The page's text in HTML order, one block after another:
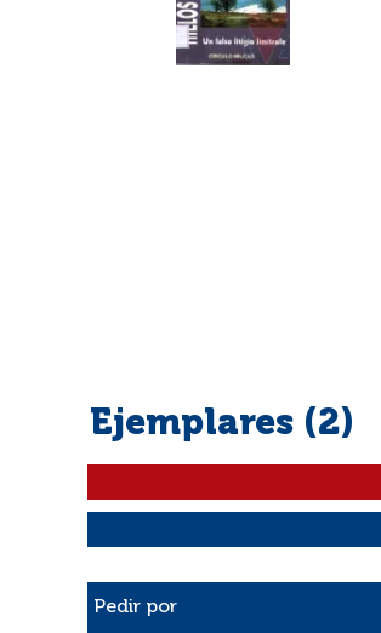
Ejemplares (2)
Pedir por